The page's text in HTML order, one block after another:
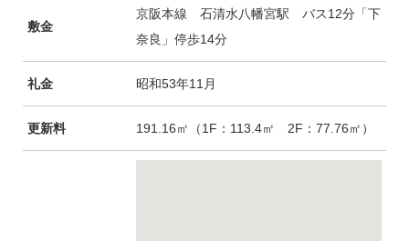
敷金
京阪本線 石清水八幡宮駅 バス12分「下
奈良」停歩14分
礼金 昭和53年11月
更新料 191.16㎡（1F：113.4㎡ 2F：77.76㎡）